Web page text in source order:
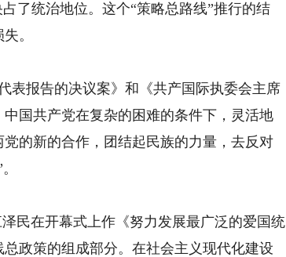
了统治地位。这个“策略总路线”推行的结
。
报告的决议案》和《共产国际执委会主席
国共产党在复杂的困难的条件下，灵活地
的新的合作，团结起民族的力量，去反对
在开幕式上作《努力发展最广泛的爱国统
政策的组成部分。在社会主义现代化建设